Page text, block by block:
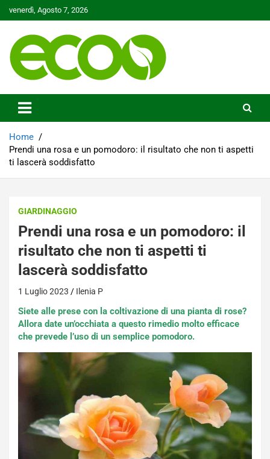
to
venerdì, Agosto 7, 2026
Ecoo.it
Home
Prendi una rosa e un pomodoro: il risultato che non ti aspetti
ti lascerà soddisfatto
GIARDINAGGIO
Prendi una rosa e un pomodoro: il
risultato che non ti aspetti ti
lascerà soddisfatto
1 Luglio 2023 Ilenia P
Siete alle prese con la coltivazione di una pianta di rose?
Allora date un’occhiata a questo rimedio molto efficace
che prevede l’uso di un semplice pomodoro.